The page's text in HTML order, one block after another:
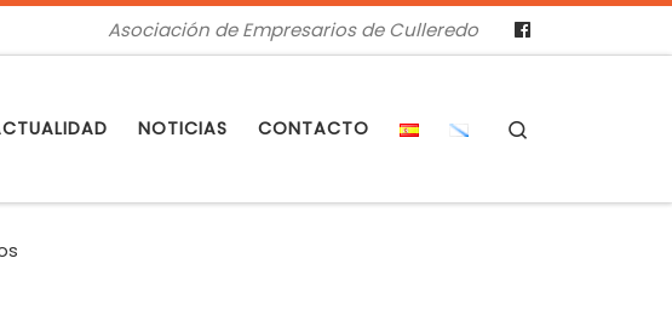
Asociación de Empresarios de Culleredo
NOTICIAS CONTACTO